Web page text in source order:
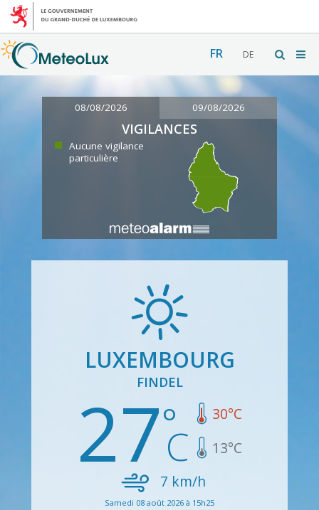
FR DE
08/08/2026 09/08/2026
VIGILANCES
Aucune vigilance
particulière
LUXEMBOURG
FINDEL
27 30°C
13°C
7 km/h
Samedi 08 août 2026 à 15h25